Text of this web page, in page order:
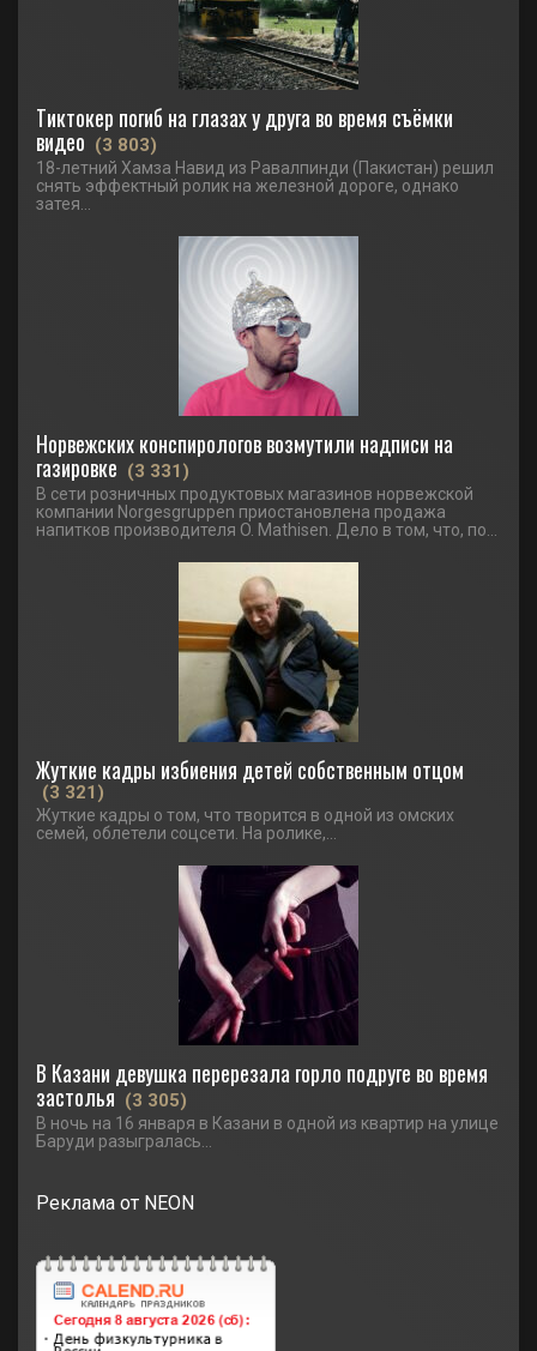
Тиктокер погиб на глазах у друга во время съёмки
видео (3 803)
18-летний Хамза Навид из Равалпинди (Пакистан) решил
снять эффектный ролик на железной дороге, однако
затея...
Норвежских конспирологов возмутили надписи на
газировке (3 331)
В сети розничных продуктовых магазинов норвежской
компании Norgesgruppen приостановлена продажа
напитков производителя O. Mathisen. Дело в том, что, по...
Жуткие кадры избиения детей собственным отцом
(3 321)
Жуткие кадры о том, что творится в одной из омских
семей, облетели соцсети. На ролике,...
В Казани девушка перерезала горло подруге во время
застолья (3 305)
В ночь на 16 января в Казани в одной из квартир на улице
Баруди разыгралась...
Реклама от NEON